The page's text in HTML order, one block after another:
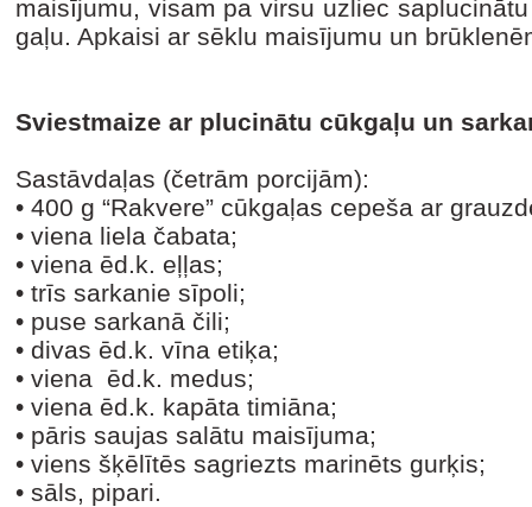
maisījumu, visam pa virsu uzliec
gaļu. Apkaisi ar sēklu maisījumu un
Sviestmaize ar plucinātu cūkgaļu un
Sastāvdaļas (četrām porcijām):
• 400 g “Rakvere” cūkgaļas cepeša ar
• viena liela čabata;
• viena ēd.k. eļļas;
• trīs sarkanie sīpoli;
• puse sarkanā čili;
• divas ēd.k. vīna etiķa;
• viena ēd.k. medus;
• viena ēd.k. kapāta timiāna;
• pāris saujas salātu maisījuma;
• viens šķēlītēs sagriezts marinēts gurķis;
• sāls, pipari.